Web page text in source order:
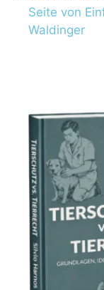
Seite von
Waldinger